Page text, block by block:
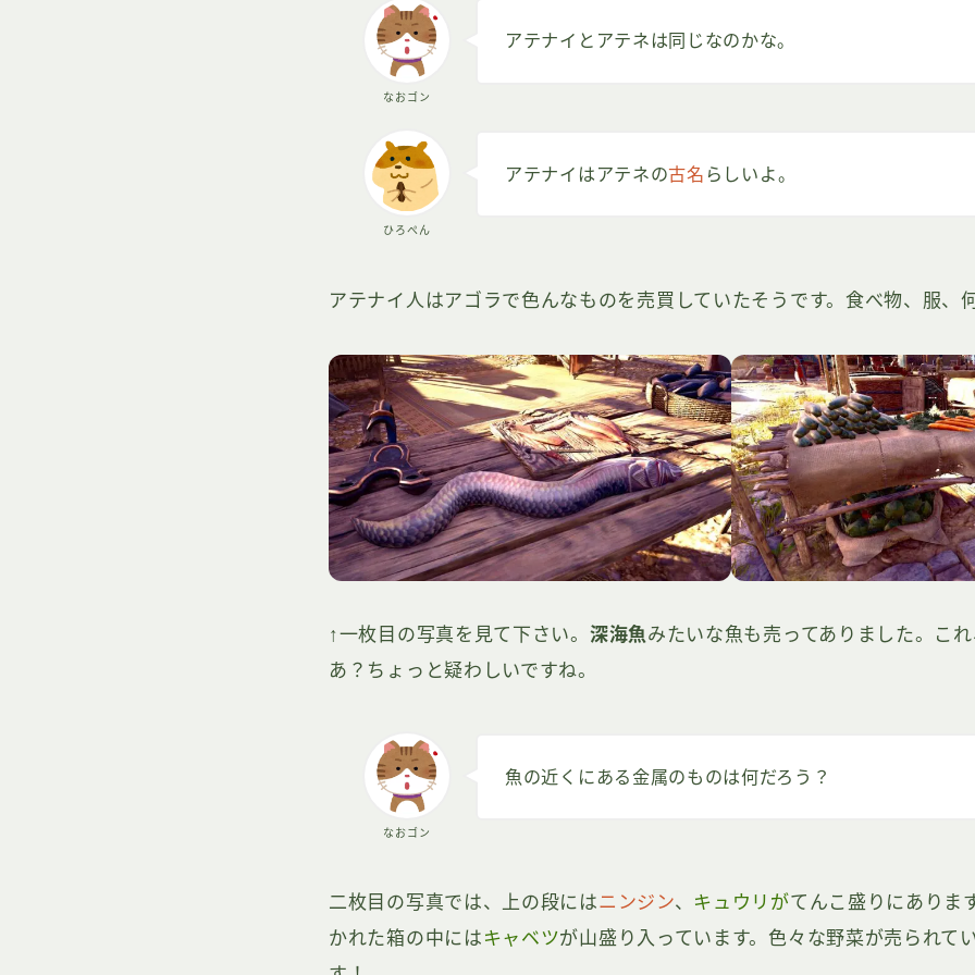
なおゴン
アテナイとアテネは同じなのかな。
ひろぺん
アテナイはアテネの古名 らしいよ。
アテナイ人はアゴラで色んなものを売買していたそうです。食べ物、服、
↑一枚目の写真を見て下さい。 深海魚 みたいな魚も売ってありました。こ
あ？ちょっと疑わしいですね。
なおゴン
魚の近くにある金属のものは何だろう？
二枚目の写真では、上の段にはニンジン、 キュウリがてんこ盛りにありま
かれた箱の中には キャベツが山盛り入っています。色々な野菜が売られて